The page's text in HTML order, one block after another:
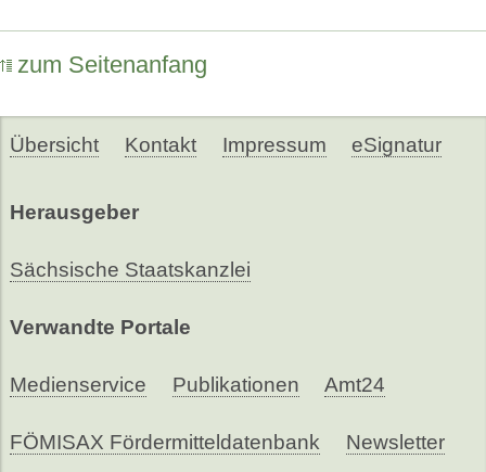
zum Seitenanfang
Übersicht Kontakt Impressum eSignatur
Herausgeber
Sächsische Staatskanzlei
Verwandte Portale
Medienservice Publikationen Amt24
FÖMISAX Fördermitteldatenbank Newsletter